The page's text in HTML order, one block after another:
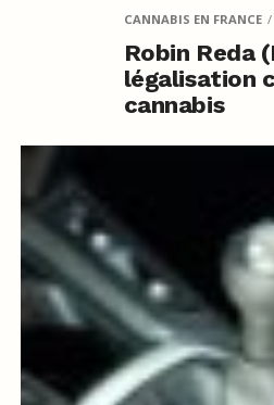
CANNABIS EN FRANCE
Robin Reda
légalisation
cannabis